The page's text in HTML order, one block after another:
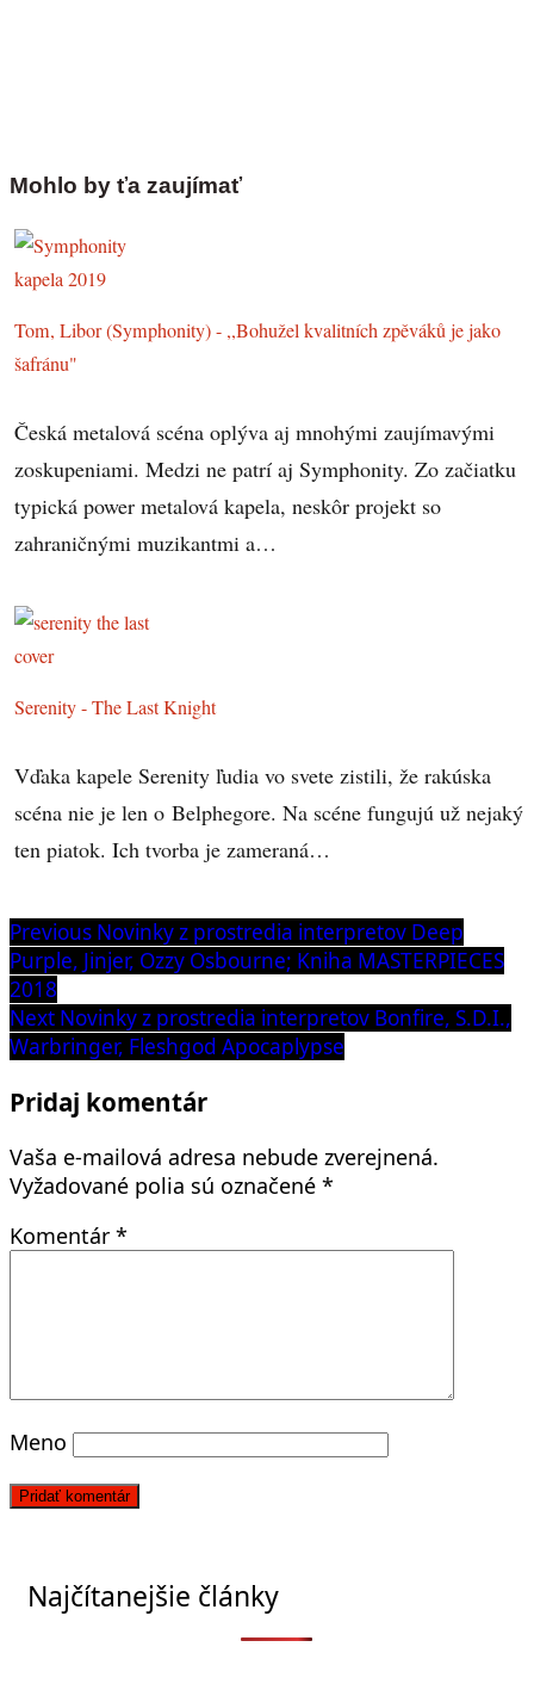
Mohlo by ťa zaujímať
Tom, Libor (Symphonity) - ,,Bohužel kvalitních zpěváků je jako
šafránu"
Česká metalová scéna oplýva aj mnohými zaujímavými
zoskupeniami. Medzi ne patrí aj Symphonity. Zo začiatku
typická power metalová kapela, neskôr projekt so
zahraničnými muzikantmi a…
Serenity - The Last Knight
Vďaka kapele Serenity ľudia vo svete zistili, že rakúska
scéna nie je len o Belphegore. Na scéne fungujú už nejaký
ten piatok. Ich tvorba je zameraná…
Navigácia
v
článku
Previous Previous
post:
Novinky z prostredia interpretov Deep
Purple, Jinjer, Ozzy Osbourne; Kniha MASTERPIECES
2018
Next Next
post:
Novinky z prostredia interpretov Bonfire, S.D.I.,
Warbringer, Fleshgod Apocaplypse
Pridaj komentár
Vaša e-mailová adresa nebude zverejnená.
Vyžadované polia sú označené *
Komentár *
Meno
Najčítanejšie články